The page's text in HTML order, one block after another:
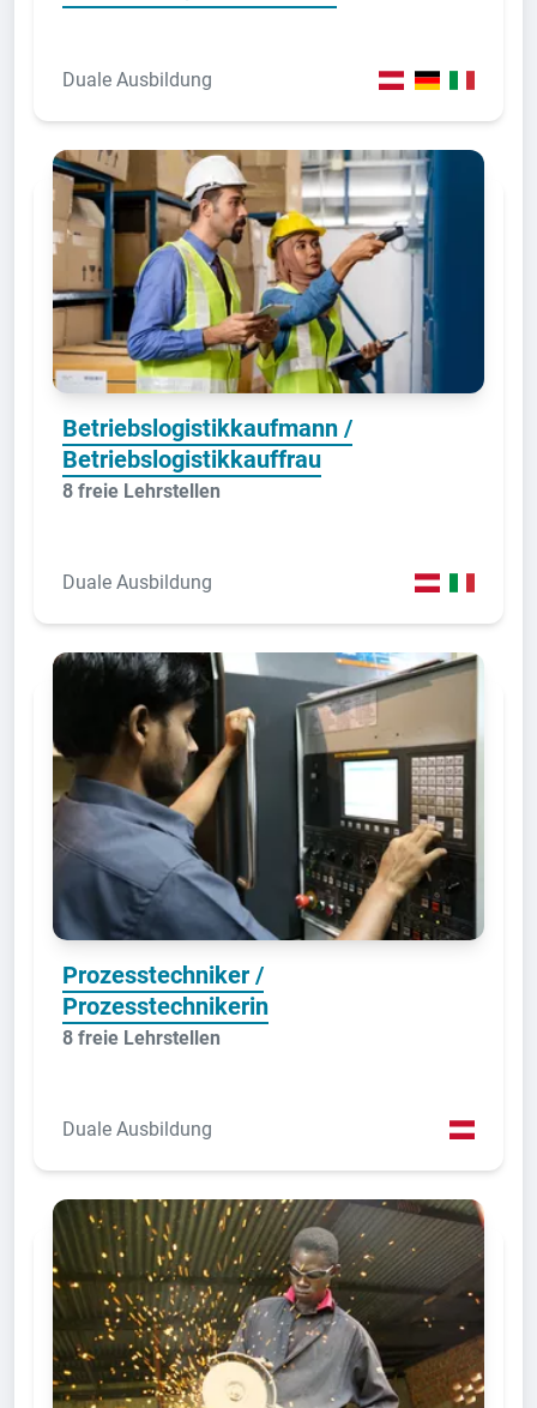
Duale Ausbildung
Betriebslogistikkaufmann /
Betriebslogistikkauffrau
8 freie Lehrstellen
Duale Ausbildung
Prozesstechniker /
Prozesstechnikerin
8 freie Lehrstellen
Duale Ausbildung